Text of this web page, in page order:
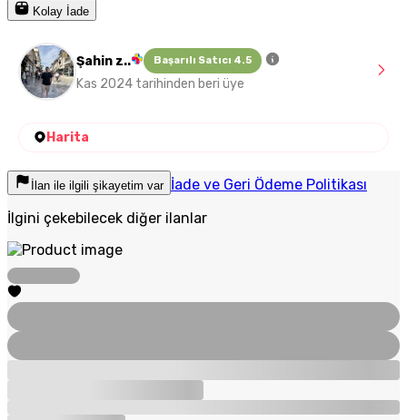
Kolay İade
Şahin z.. Başarılı Satıcı 4.5
Kas 2024 tarihinden beri üye
Harita
İlan ile ilgili şikayetim var İade ve Geri Ödeme Politikası
İlgini çekebilecek diğer ilanlar